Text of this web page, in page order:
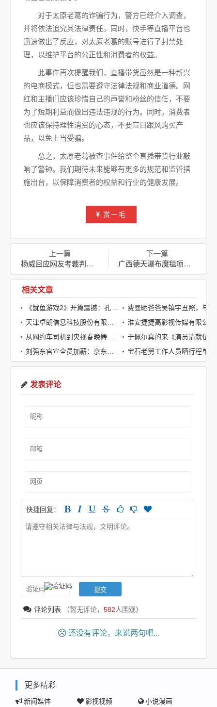
对于太原老葛的诈骗行为，警方已经介入调查，
并将依法追究其法律责任。同时，快手等直播平台也
迅速做出了反应，对太原老葛的账号进行了封禁处
理，以维护平台的公正性和消费者的权益。
此事件再次提醒我们，直播带货虽然是一种新兴
的电商模式，但也需要遵守法律法规和商业道德。网
红和主播们应该珍惜自己的声誉和粉丝的信任，不要
为了短期利益而做出违法违规的行为。同时，消费者
也应该保持理性消费的心态，不要盲目跟风购买产
品，以免上当受骗。
总之，太原老葛被查事件给整个直播带货行业敲
响了警钟。我们期待未来能够有更多的规范和监管措
施出台，以保障消费者的权益和行业的健康发展。
赏一毛
上一篇
杨威回应网友考裁判证呼吁：家庭与梦想并重，展现人生多面
下一篇
广西德天瀑布魔毯项目突发故障：1死60伤，景区安全再敲警钟
相关文章
淮安捷捷高影视传媒有限公司
发表评论
快捷回复：
评论列表 （暂无评论，582人围观）
还没有评论，来说两句吧...
更多精彩
新闻媒体 影视视频 小说漫画